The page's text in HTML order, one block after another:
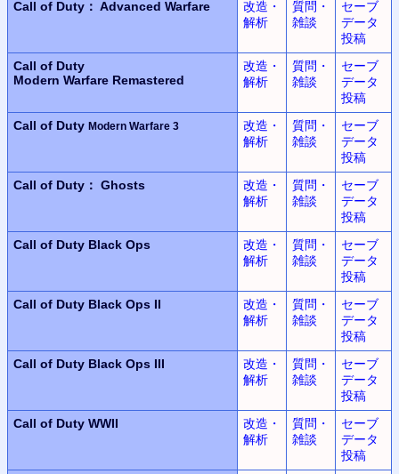
Call of Duty： Advanced Warfare
改造・
解析
質問・
雑談
セーブ
データ
投稿
Call of Duty
Modern Warfare Remastered
改造・
解析
質問・
雑談
セーブ
データ
投稿
Call of Duty Modern Warfare 3
改造・
解析
質問・
雑談
セーブ
データ
投稿
Call of Duty： Ghosts
改造・
解析
質問・
雑談
セーブ
データ
投稿
Call of Duty Black Ops
改造・
解析
質問・
雑談
セーブ
データ
投稿
Call of Duty Black Ops II
改造・
解析
質問・
雑談
セーブ
データ
投稿
Call of Duty Black Ops III
改造・
解析
質問・
雑談
セーブ
データ
投稿
Call of Duty WWII
改造・
解析
質問・
雑談
セーブ
データ
投稿